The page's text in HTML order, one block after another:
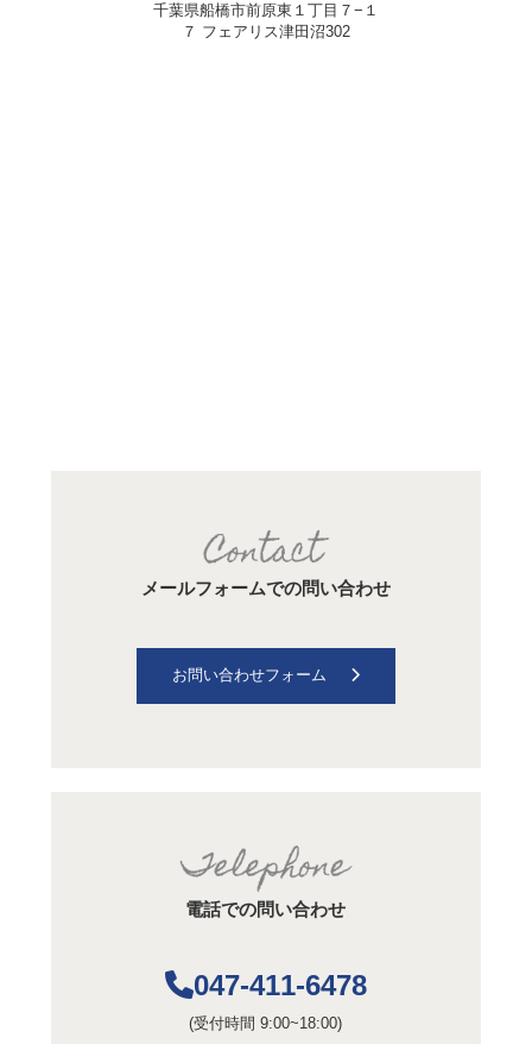
千葉県船橋市前原東１丁目７−１
７ フェアリス津田沼302
メールフォームでの問い合わせ
お問い合わせフォーム
電話での問い合わせ
047-411-6478
(受付時間 9:00~18:00)